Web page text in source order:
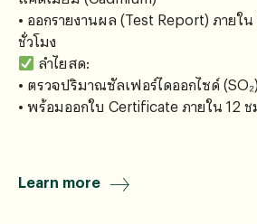
• ออกรายงานผล (Test Report) ภายใ
ชั่วโมง
ลำไยสด:
• ตรวจปริมาณซัลเฟอร์ไดออกไซด์ (SO₂)
• พร้อมออกใบ Certificate ภายใน 12 ช
Learn more